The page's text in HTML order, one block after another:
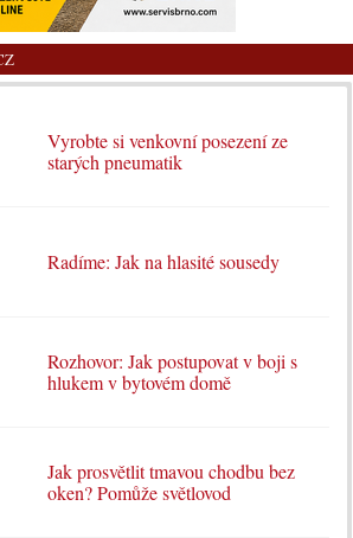
Vyrobte si venkovní posezení ze
starých pneumatik
Radíme: Jak na hlasité sousedy
Rozhovor: Jak postupovat v boji s
hlukem v bytovém domě
Jak prosvětlit tmavou chodbu bez
oken? Pomůže světlovod